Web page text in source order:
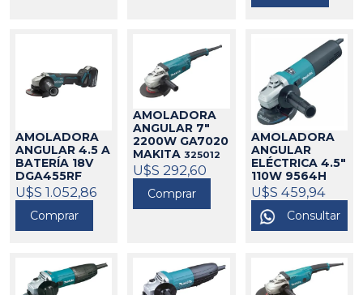
AMOLADORA
ANGULAR 4.5 A
BATERÍA 18V
DGA455RF
MAKITA325164
U$S 1.052,86
Comprar
AMOLADORA
ANGULAR 7"
2200W GA7020
MAKITA 325012
U$S 292,60
Comprar
AMOLADORA
ANGULAR
ELÉCTRICA 4.5"
110W 9564H
MAKITA325187
U$S 459,94
Consultar